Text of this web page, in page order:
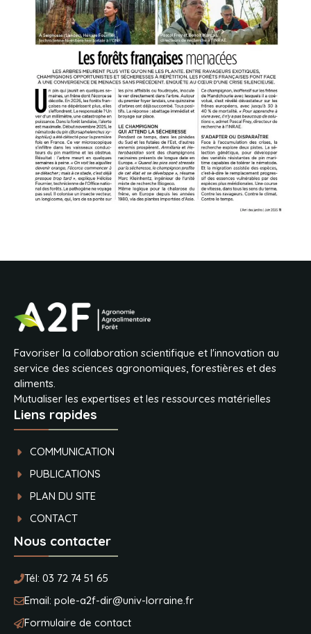
Favoriser la collaboration scientifique et l'innovation au
service des sciences agronomiques, forestières et des
aliments.
Mutualiser les expertises et les ressources matérielles
Liens rapides
COMMUNICATION
PUBLICATIONS
PLAN DU SITE
CONTACT
Nous contacter
Tél: 03 72 74 51 65
Email: pole-a2f-dir@univ-lorraine.fr
Formulaire de contact